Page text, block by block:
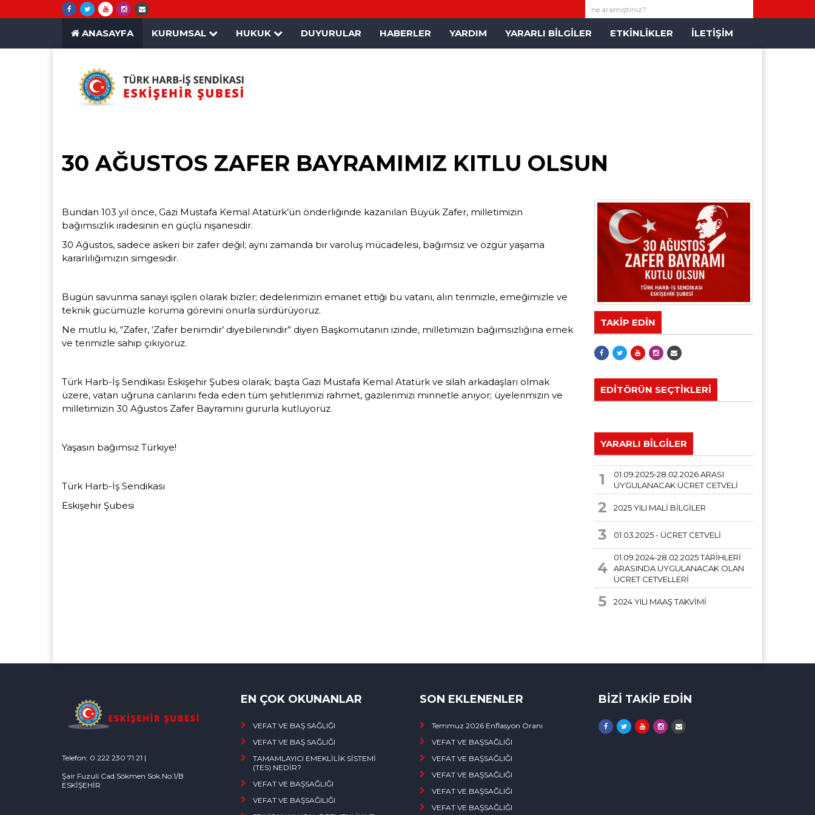
ANASAYFA KURUMSAL HUKUK DUYURULAR HABERLER YARDIM YARARLI BİLGİLER ETKİNLİKLER İLETİŞİM
30 AĞUSTOS ZAFER BAYRAMIMIZ KITLU OLSUN
Bundan 103 yıl önce, Gazi Mustafa Kemal Atatürk’ün önderliğinde kazanılan Büyük Zafer, milletimizin
bağımsızlık iradesinin en güçlü nişanesidir.
30 Ağustos, sadece askeri bir zafer değil; aynı zamanda bir varoluş mücadelesi, bağımsız ve özgür yaşama
kararlılığımızın simgesidir.
Bugün savunma sanayi işçileri olarak bizler; dedelerimizin emanet ettiği bu vatanı, alın terimizle, emeğimizle ve
teknik gücümüzle koruma görevini onurla sürdürüyoruz.
Ne mutlu ki, “Zafer, ‘Zafer benimdir’ diyebilenindir” diyen Başkomutanın izinde, milletimizin bağımsızlığına emek
ve terimizle sahip çıkıyoruz.
Türk Harb-İş Sendikası Eskişehir Şubesi olarak; başta Gazi Mustafa Kemal Atatürk ve silah arkadaşları olmak
üzere, vatan uğruna canlarını feda eden tüm şehitlerimizi rahmet, gazilerimizi minnetle anıyor; üyelerimizin ve
milletimizin 30 Ağustos Zafer Bayramını gururla kutluyoruz.
Yaşasın bağımsız Türkiye!
Türk Harb-İş Sendikası
Eskişehir Şubesi
TAKİP EDİN
EDİTÖRÜN SEÇTİKLERİ
YARARLI BİLGİLER
1
01.09.2025-28.02.2026 ARASI
UYGULANACAK ÜCRET CETVELİ
2 2025 YILI MALİ BİLGİLER
3 01.03.2025 - ÜCRET CETVELİ
4
01.09.2024-28.02.2025 TARİHLERİ
ARASINDA UYGULANACAK OLAN
ÜCRET CETVELLERİ
5 2024 YILI MAAŞ TAKVİMİ
Telefon: 0 222 230 71 21 |
Şair Fuzuli Cad.Sökmen Sok.No:1/B
ESKİŞEHİR
EN ÇOK OKUNANLAR
VEFAT VE BAŞ SAĞLIĞI
VEFAT VE BAŞ SAĞLIĞI
TAMAMLAYICI EMEKLİLİK SİSTEMİ
(TES) NEDİR?
VEFAT VE BAŞSAĞLIĞI
VEFAT VE BAŞSAĞILIĞI
SON EKLENENLER
Temmuz 2026 Enflasyon Oranı
VEFAT VE BAŞSAĞLIĞI
VEFAT VE BAŞSAĞLIĞI
VEFAT VE BAŞSAĞLIĞI
VEFAT VE BAŞSAĞLIĞI
VEFAT VE BAŞSAĞLIĞI
BİZİ TAKİP EDİN